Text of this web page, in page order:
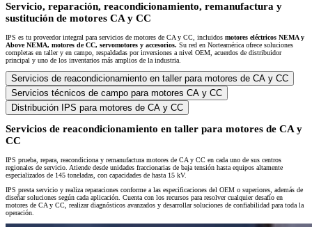
Servicio, reparación, reacondicionamiento, remanufactura y
sustitución de motores CA y CC
IPS es tu proveedor integral para servicios de motores de CA y CC, incluidos motores eléctricos NEMA y
Above NEMA, motores de CC, servomotores y accesorios. Su red en Norteamérica ofrece soluciones
completas en taller y en campo, respaldadas por inversiones a nivel OEM, acuerdos de distribuidor
principal y uno de los inventarios más amplios de la industria.
Servicios de reacondicionamiento en taller para motores de CA y CC
Servicios técnicos de campo para motores CA y CC
Distribución IPS para motores de CA y CC
Servicios de reacondicionamiento en taller para motores de CA y
CC
IPS prueba, repara, reacondiciona y remanufactura motores de CA y CC en cada uno de sus centros
regionales de servicio. Atiende desde unidades fraccionarias de baja tensión hasta equipos altamente
especializados de 145 toneladas, con capacidades de hasta 15 kV.
IPS presta servicio y realiza reparaciones conforme a las especificaciones del OEM o superiores, además de
diseñar soluciones según cada aplicación. Cuenta con los recursos para resolver cualquier desafío en
motores de CA y CC, realizar diagnósticos avanzados y desarrollar soluciones de confiabilidad para toda la
operación.